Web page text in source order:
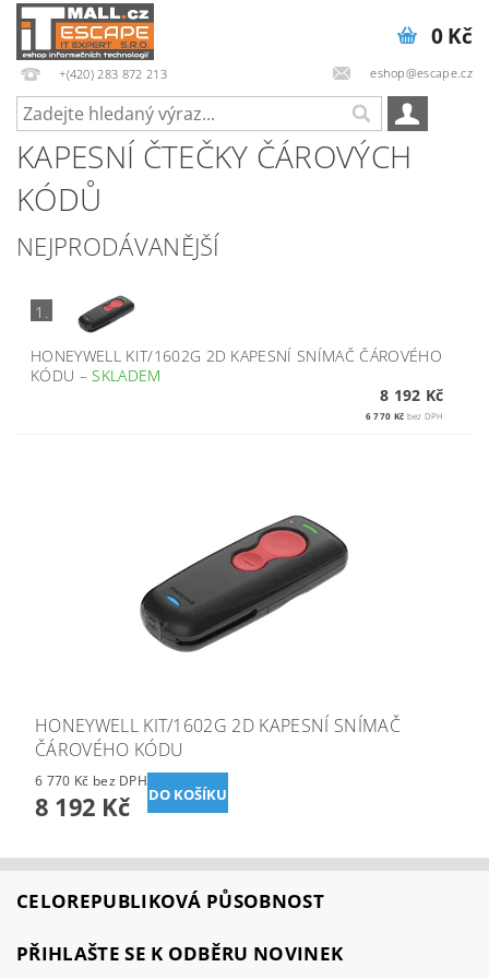
+(420) 283 872 213 eshop@escape.cz
0 Kč
KAPESNÍ ČTEČKY ČÁROVÝCH
KÓDŮ
NEJPRODÁVANĚJŠÍ
1.
HONEYWELL KIT/1602G 2D KAPESNÍ SNÍMAČ ČÁROVÉHO
KÓDU –SKLADEM
8 192 Kč
6 770 Kč bez DPH
HONEYWELL KIT/1602G 2D KAPESNÍ SNÍMAČ
ČÁROVÉHO KÓDU
6 770 Kč bez DPH
8 192 Kč
CELOREPUBLIKOVÁ PŮSOBNOST
PŘIHLAŠTE SE K ODBĚRU NOVINEK